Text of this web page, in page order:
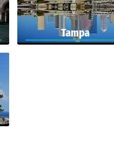
Tampa